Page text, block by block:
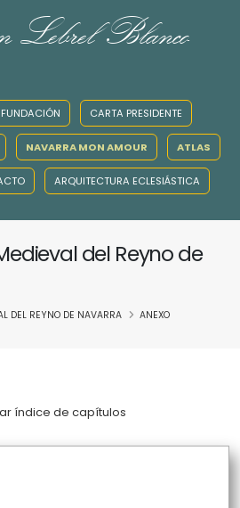
Lebrel Blanco
CARTA PRESIDENTE
NAVARRA MON AMOUR ATLAS
ARQUITECTURA ECLESIÁSTICA
del Reyno de
DEL REYNO DE NAVARRA ANEXO
índice de capítulos